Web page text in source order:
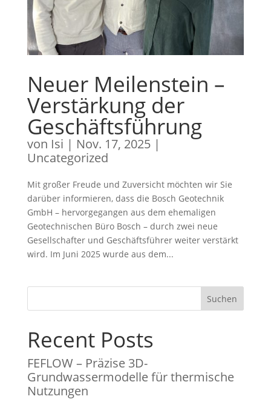
Neuer Meilenstein –
Verstärkung der
Geschäftsführung
von Isi | Nov. 17, 2025|
Uncategorized
Mit großer Freude und Zuversicht möchten wir Sie
darüber informieren, dass die Bosch Geotechnik
GmbH – hervorgegangen aus dem ehemaligen
Geotechnischen Büro Bosch – durch zwei neue
Gesellschafter und Geschäftsführer weiter verstärkt
wird. Im Juni 2025 wurde aus dem...
Suchen
Recent Posts
FEFLOW – Präzise 3D-
Grundwassermodelle für thermische
Nutzungen